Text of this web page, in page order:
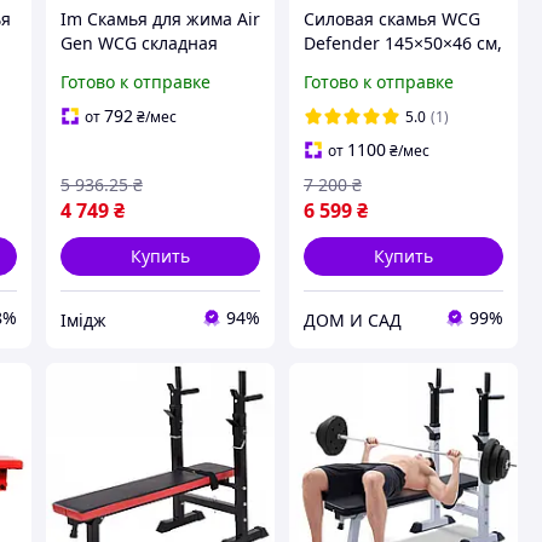
Im Скамья для жима Air
Gen WCG складная
дома для тренировки
груди и спины IMD22/G
Готово к отправке
от792 ₴/мес
4 749 ₴
5 936.25 ₴
Купить
Імідж 94%
Силовая скамья WCG
Defender 145×50×46 см,
со складной подножкой
Готово к отправке
5.0 (1)
от 1100₴/мес
6 599₴
7 200 ₴
Купить
ДОМ И САД 99%